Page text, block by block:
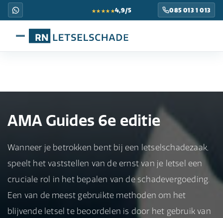
★★★★★4,9/5 085 013 1 013
AMA Guides 6e editie
Wanneer je betrokken bent bij een letselschadezaak,
speelt het vaststellen van de ernst van je letsel een
cruciale rol in het bepalen van de schadevergoeding.
Een van de meest gebruikte methoden om het
blijvende letsel te beoordelen is door het gebruik van